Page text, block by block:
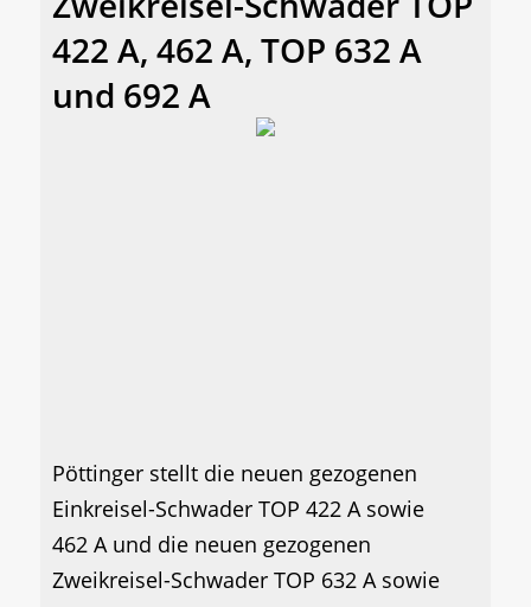
422 A, 462 A, TOP 632 A
und 692 A
Pöttinger stellt die neuen gezogenen
Einkreisel-Schwader TOP 422 A sowie
462 A und die neuen gezogenen
Zweikreisel-Schwader TOP 632 A sowie